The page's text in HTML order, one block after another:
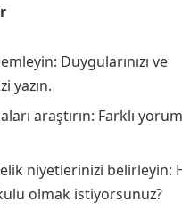
Duygularınızı ve
yazın.
araştırın: Farklı
niyetlerinizi belirleyin:
olmak istiyorsunuz?